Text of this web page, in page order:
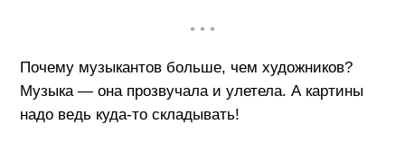
• • •
Почему музыкантов больше, чем художников?
Музыка — она прозвучала и улетела. А картины
надо ведь куда-то складывать!